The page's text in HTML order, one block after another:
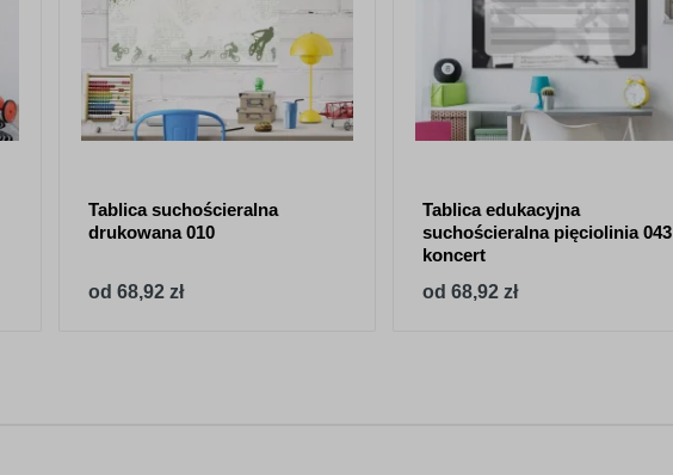
Tablica suchościeralna
drukowana 010
od 68,92 zł
Tablica edukacyjna
suchościeralna pięciolinia 043
koncert
od 68,92 zł